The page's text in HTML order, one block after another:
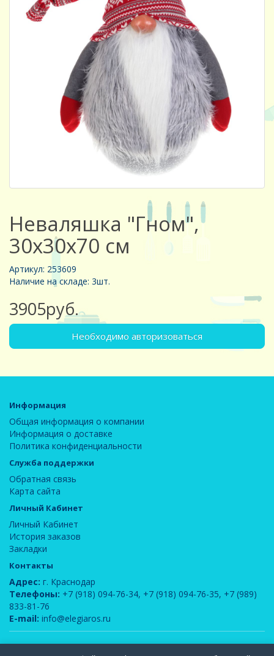
Неваляшка "Гном",
30х30х70 см
Артикул: 253609
Наличие на складе: 3шт.
3905руб.
Необходимо авторизоваться
Информация
Общая информация о компании
Информация о доставке
Политика конфиденциальности
Служба поддержки
Обратная связь
Карта сайта
Личный Кабинет
Личный Кабинет
История заказов
Закладки
Контакты
Адрес: г. Краснодар
Телефоны: +7 (918) 094-76-34, +7 (918) 094-76-35, +7 (989)
833-81-76
E-mail: info@elegiaros.ru